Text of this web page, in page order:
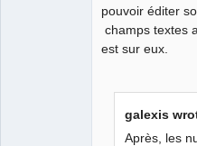
pouvoir éditer
champs textes
est sur eux.
galexis
Après, les